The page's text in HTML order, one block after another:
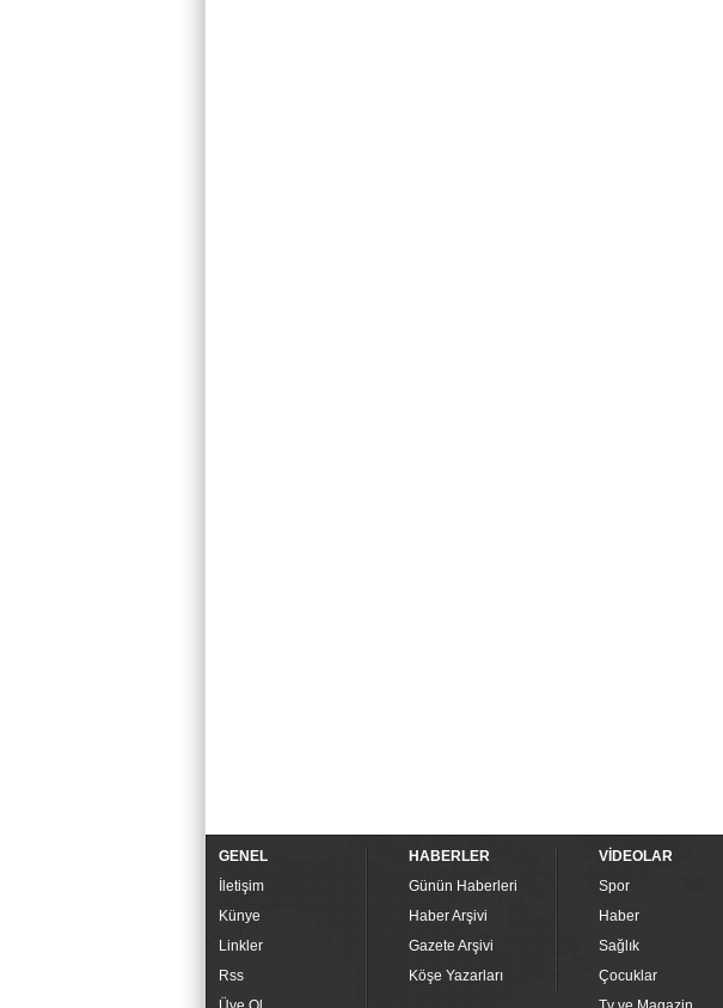
GENEL
İletişim
Künye
Linkler
Rss
HABERLER
Günün Haberleri
Haber Arşivi
Gazete Arşivi
Köşe Yazarları
VİDEOLAR
Spor
Haber
Sağlık
Çocuklar